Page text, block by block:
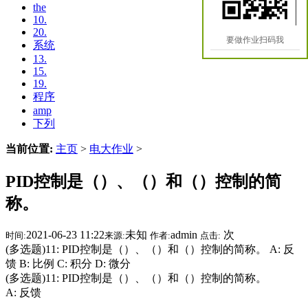
the
10.
20.
系统
13.
15.
19.
程序
amp
下列
当前位置: 主页 > 电大作业 >
PID控制是（）、（）和（）控制的简
称。
时间:2021-06-23 11:22来源:未知 作者:admin 点击: 次
(多选题)11: PID控制是（）、（）和（）控制的简称。 A: 反
馈 B: 比例 C: 积分 D: 微分
(多选题)11: PID控制是（）、（）和（）控制的简称。
A: 反馈
要做作业扫码我